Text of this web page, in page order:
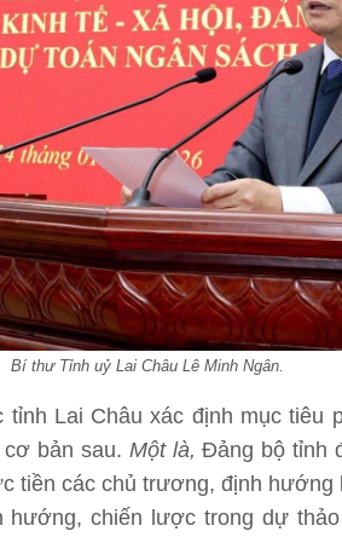
Bí thư Tỉnh uỷ Lai Châu Lê Minh Ngân.
tỉnh Lai Châu xác định mục tiêu
bản sau. Một là,Đảng bộ tỉnh
tiền các chủ trương, định
chiến lược trong dự